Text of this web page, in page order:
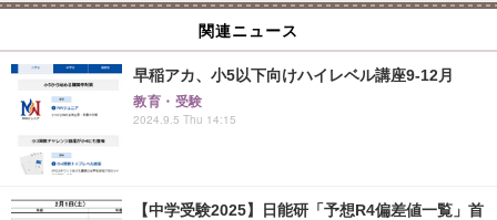
関連ニュース
早稲アカ、小5以下向けハイレベル講座9-12月
教育・受験
2024.9.5 Thu 14:15
【中学受験2025】日能研「予想R4偏差値一覧」首